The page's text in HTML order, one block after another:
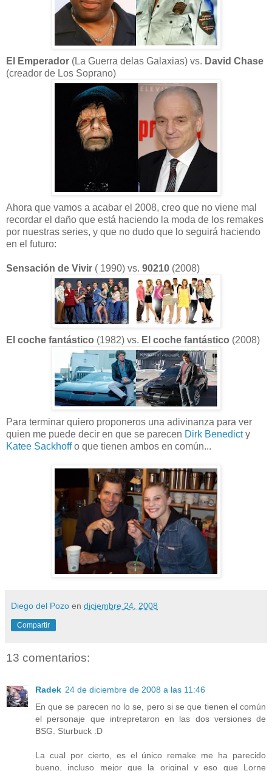
El Emperador (La Guerra delas Galaxias) vs. David Chase
(creador de Los Soprano)
Ahora que vamos a acabar el 2008, creo que no viene mal
recordar el daño que está haciendo la moda de los remakes
por nuestras series, y que no dudo que lo seguirá haciendo
en el futuro:
Sensación de Vivir ( 1990) vs. 90210 (2008)
El coche fantástico (1982) vs. El coche fantástico (2008)
Para terminar quiero proponeros una adivinanza para ver
quien me puede decir en que se parecen Dirk Benedicty
Katee Sackhoffo que tienen ambos en común...
Diego del Pozo en diciembre 24, 2008
Compartir
13 comentarios:
Radek 24 de diciembre de 2008 a las 11:46
En que se parecen no lo se, pero si se que tienen el común
el personaje que intrepretaron en las dos versiones de
BSG. Sturbuck :D
La cual por cierto, es el único remake me ha parecido
bueno, incluso mejor que la original y eso que Lorne